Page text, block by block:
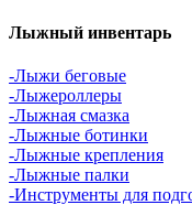
Лыжный инвентарь
-Лыжи беговые
-Лыжероллеры
-Лыжная смазка
-Лыжные ботинки
-Лыжные крепления
-Лыжные палки
-Инструменты для